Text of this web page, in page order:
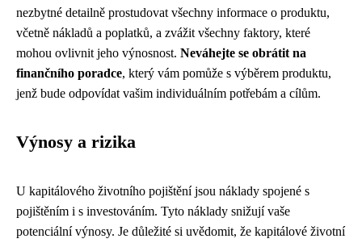
nezbytné detailně prostudovat všechny informace o produktu,
včetně nákladů a poplatků, a zvážit všechny faktory, které
mohou ovlivnit jeho výnosnost. Neváhejte se obrátit na
finančního poradce, který vám pomůže s výběrem produktu,
jenž bude odpovídat vašim individuálním potřebám a cílům.
Výnosy a rizika
U kapitálového životního pojištění jsou náklady spojené s
pojištěním i s investováním. Tyto náklady snižují vaše
potenciální výnosy. Je důležité si uvědomit, že kapitálové životní